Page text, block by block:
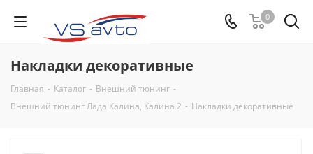
0
Накладки декоративные
Главная - Каталог - Внешний тюнинг -
Внешний тюнинг Лада Калина, Калина 2 - Накладки декоративные